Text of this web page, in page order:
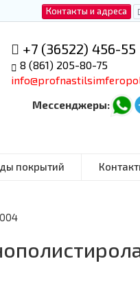
Контакты и адреса
+7 (36522) 456-55
8 (861) 205-80-75
Мессенджеры:
покрытий